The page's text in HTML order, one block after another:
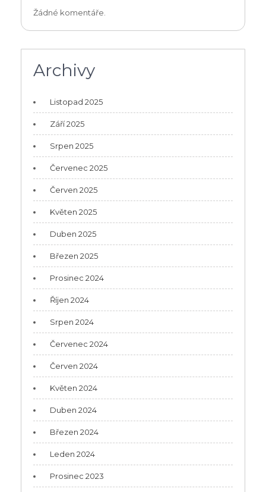
Žádné komentáře.
Archivy
Listopad 2025
Září 2025
Srpen 2025
Červenec 2025
Červen 2025
Květen 2025
Duben 2025
Březen 2025
Prosinec 2024
Říjen 2024
Srpen 2024
Červenec 2024
Červen 2024
Květen 2024
Duben 2024
Březen 2024
Leden 2024
Prosinec 2023